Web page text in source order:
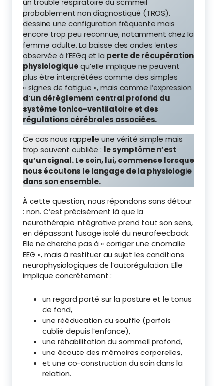
un trouble respiratoire du sommeil
probablement non diagnostiqué (TROS),
dessine une configuration fréquente mais
encore trop peu reconnue, notamment chez la
femme adulte. La baisse des ondes lentes
observée à l’EEGq et la perte de récupération
physiologiquequ’elle implique ne peuvent
plus être interprétées comme des simples
« signes de fatigue », mais comme l’expression
d’un dérèglement central profond du
système tonico-ventilatoire et des
régulations cérébrales associées.
Ce cas nous rappelle une vérité simple mais
trop souvent oubliée : le symptôme n’est
qu’un signal. Le soin, lui, commence lorsque
nous écoutons le langage de la physiologie
dans son ensemble.
À cette question, nous répondons sans détour
: non. C’est précisément là que la
neurothérapie intégrative prend tout son sens,
en dépassant l’usage isolé du neurofeedback.
Elle ne cherche pas à « corriger une anomalie
EEG », mais à restituer au sujet les conditions
neurophysiologiques de l’autorégulation. Elle
implique concrètement :
un regard porté sur la posture et le tonus
de fond,
une rééducation du souffle (parfois
oublié depuis l’enfance),
une réhabilitation du sommeil profond,
une écoute des mémoires corporelles,
et une co-construction du soin dans la
relation.